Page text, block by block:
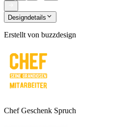
Designdetails
Erstellt von buzzdesign
Chef Geschenk Spruch